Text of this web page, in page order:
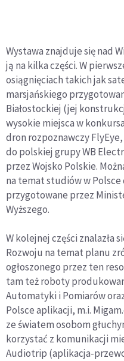
Wystawa znajduje się nad
ją na kilka części. W
osiągnięciach takich jak
marsjańskiego
Białostockiej (jej
wysokie miejsca w
dron rozpoznawczy
do polskiej grupy WB
przez Wojsko Polskie.
na temat studiów w
przygotowane przez
Wyższego.
W kolejnej części znalazła
Rozwoju na temat planu
ogłoszonego przez ten
tam też roboty
Automatyki i Pomiarów
Polsce aplikacji, m.i.
ze światem osobom
korzystać z komunikacji
Audiotrip (aplikacja-